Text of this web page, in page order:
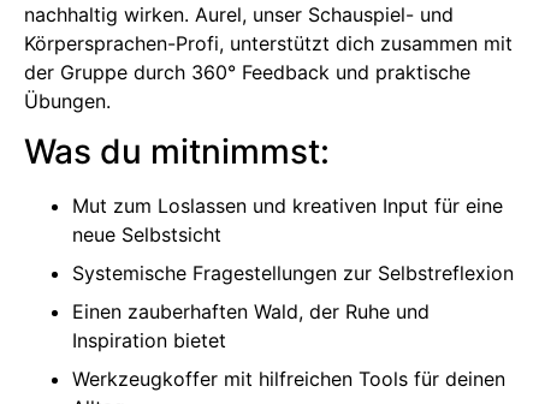
nachhaltig wirken. Aurel, unser Schauspiel- und
Körpersprachen-Profi, unterstützt dich zusammen mit
der Gruppe durch 360° Feedback und praktische
Übungen.
Was du mitnimmst:
Mut zum Loslassen und kreativen Input für eine
neue Selbstsicht
Systemische Fragestellungen zur Selbstreflexion
Einen zauberhaften Wald, der Ruhe und
Inspiration bietet
Werkzeugkoffer mit hilfreichen Tools für deinen